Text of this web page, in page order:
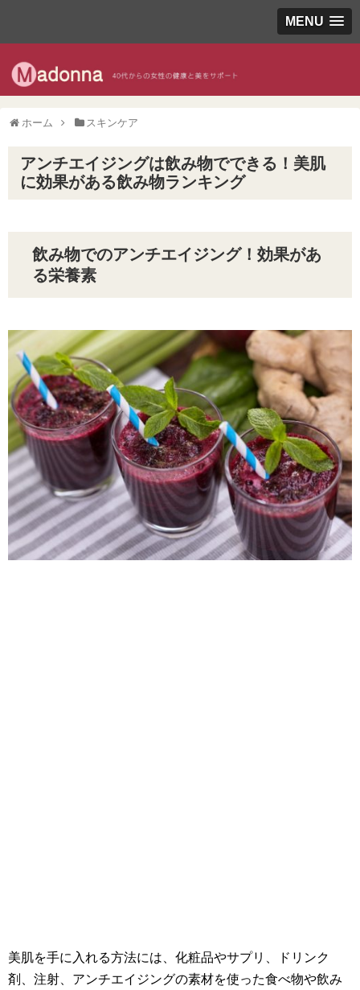
MENU
ホーム スキンケア
アンチエイジングは飲み物でできる！美肌
に効果がある飲み物ランキング
飲み物でのアンチエイジング！効果があ
る栄養素
美肌を手に入れる方法には、化粧品やサプリ、ドリンク
剤、注射、アンチエイジングの素材を使った食べ物や飲み